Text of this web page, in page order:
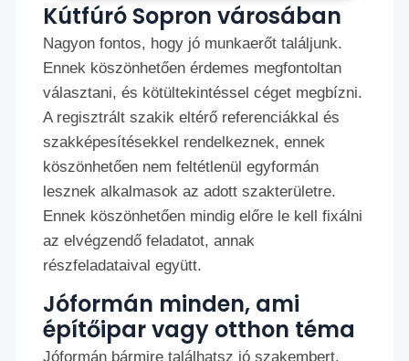
Kútfúró Sopron városában
Nagyon fontos, hogy jó munkaerőt találjunk.
Ennek köszönhetően érdemes megfontoltan
választani, és kötültekintéssel céget megbízni.
A regisztrált szakik eltérő referenciákkal és
szakképesítésekkel rendelkeznek, ennek
köszönhetően nem feltétlenül egyformán
lesznek alkalmasok az adott szakterületre.
Ennek köszönhetően mindig előre le kell fixálni
az elvégzendő feladatot, annak
részfeladataival együtt.
Jóformán minden, ami
építőipar vagy otthon téma
Jóformán bármire találhatsz jó szakembert,